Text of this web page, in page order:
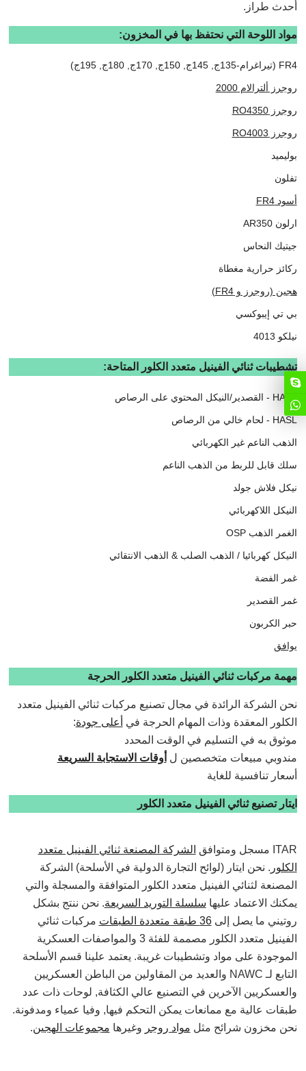
أحدث طراز.
مواد اللوحة التي نحتفظ بها في المخزون:
FR4 (تيراغرام-135ج, 145ج, 150ج, 170ج, 180ج, 195ج)
روجرز ألترالام 2000
روجرز RO4350
روجرز RO4003
بوليميد
تفلون
أسود FR4
ارلون AR350
جيتيك النحاس
ركائز حرارية مغطاة
هجين (روجرز و FR4)
بي تي إيبوكسي
نيلكو 4013
تشطيبات ثنائي الفينيل متعدد الكلور المتاحة:
HASL - القصدير/النيكل المحتوي على الرصاص
HASL - لحام خالي من الرصاص
الذهب الناعم غير الكهربائي
سلك قابل للربط من الذهب الناعم
نيكل فلاش جولد
النيكل اللاكهربائي
الغمر الذهب OSP
النيكل كهربائيا / الذهب الصلب & الذهب الانتقائي
غمر الفضة
غمر القصدير
حبر الكربون
يوافق
مهمة مركبات ثنائي الفينيل متعدد الكلور الحرجة
نحن الشركة الرائدة في مجال تصنيع مركبات ثنائي الفينيل متعدد
الكلور المعقدة وذات المهام الحرجة في
أعلى جودة:
موثوق به في التسليم في الوقت المحدد
مندوبي مبيعات متخصصين ل أوقات الاستجابة السريعة
أسعار تنافسية للغاية
ايتار تصنيع ثنائي الفينيل متعدد الكلور
ITAR مسجل ومتوافق
الشركة المصنعة ثنائي الفينيل متعدد
الكلور . نحن ايتار (لوائح التجارة الدولية في الأسلحة) الشركة
المصنعة لثنائي الفينيل متعدد الكلور المتوافقة والمسجلة والتي
يمكنك الاعتماد عليها سلسلة التوريد السريعة. نحن ننتج بشكل
روتيني ما يصل إلى36 طبقة متعددة الطبقات
مركبات ثنائي
الفينيل متعدد الكلور مصممة للفئة 3 والمواصفات العسكرية
الموجودة على مواد وتشطيبات غريبة. يعتمد علينا قسم الأسلحة
التابع لـ NAWC والعديد من المقاولين من الباطن العسكريين
والعسكريين الآخرين في التصنيع عالي الكثافة, لوحات ذات عدد
طبقات عالية مع ممانعات يمكن التحكم فيها, وفيا عمياء ومدفونة.
نحن مخزون شرائح مثل مواد روجر وغيرها مجموعات الهجين.